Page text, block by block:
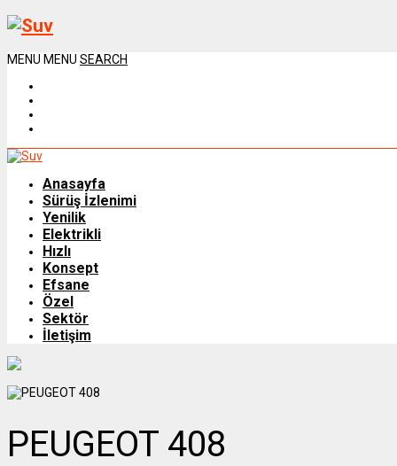
MENU MENU SEARCH
Anasayfa
Sürüş İzlenimi
Yenilik
Elektrikli
Hızlı
Konsept
Efsane
Özel
Sektör
İletişim
PEUGEOT 408